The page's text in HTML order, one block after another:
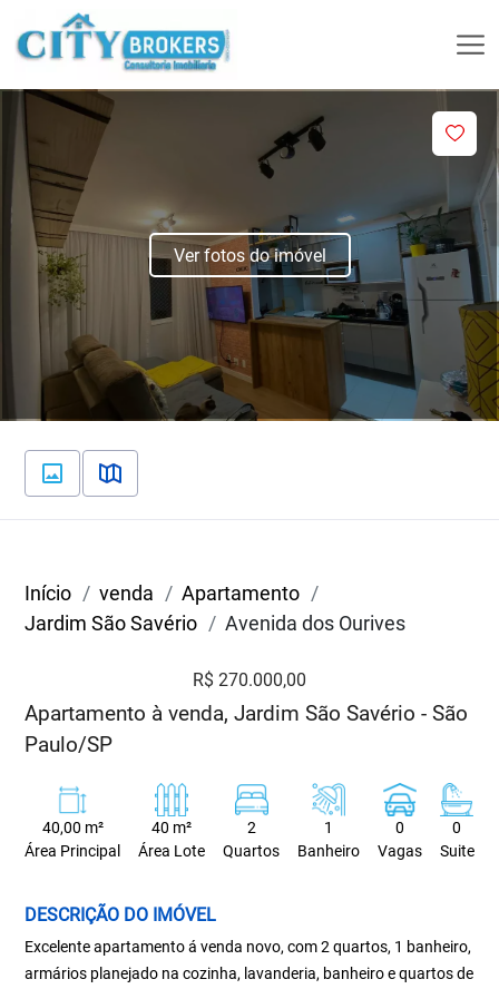
Ver fotos do imóvel
Início venda
Apartamento
Jardim São Savério
Avenida dos Ourives
R$ 270.000,00
Apartamento à venda, Jardim São Savério - São
Paulo/SP
40,00 m²
Área Principal
40 m²
Área Lote
2
Quartos
1
Banheiro
0
Vagas
0
Suite
DESCRIÇÃO DO IMÓVEL
Excelente apartamento á venda novo, com 2 quartos, 1 banheiro,
armários planejado na cozinha, lavanderia, banheiro e quartos de